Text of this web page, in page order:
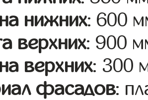
нижних: 600
верхних: 900
верхних: 300
фасадов: